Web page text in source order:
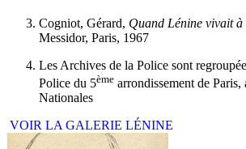
Cogniot, Gérard, Quand Lénine vivait
Messidor, Paris, 1967
Les Archives de la Police sont
Police du 5ème arrondissement de
Nationales
VOIR LA GALERIE LÉNINE